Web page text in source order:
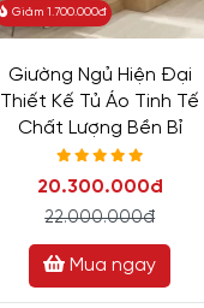
Giảm 1.700.000đ
Giường Ngủ Hiện Đại
Thiết Kế Tủ Áo Tinh Tế
Chất Lượng Bền Bỉ
20.300.000đ
22.000.000đ
Mua ngay